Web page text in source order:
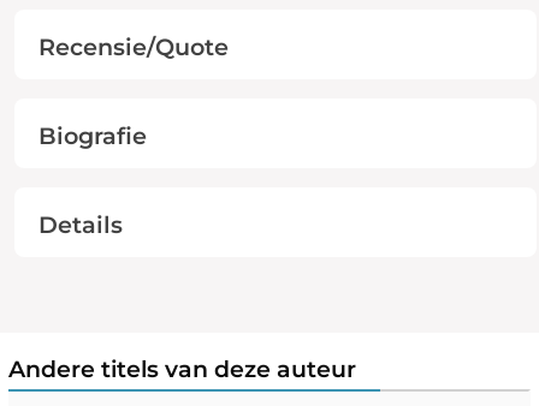
Recensie/Quote
Biografie
Details
Andere titels van deze auteur